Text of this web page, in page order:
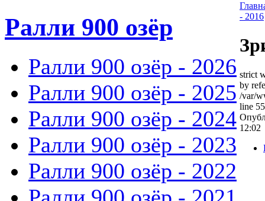
Ралли 900 озёр
Ралли 900 озёр - 2026
Ралли 900 озёр - 2025
Ралли 900 озёр - 2024
Ралли 900 озёр - 2023
Ралли 900 озёр - 2022
- 2016
strict
by
/var/
line
12:02